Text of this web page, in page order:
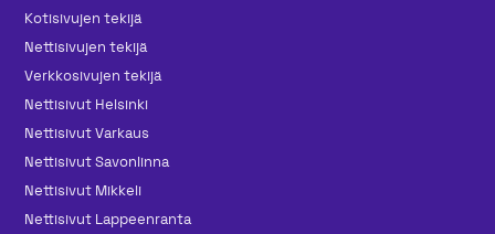
Kotisivujen tekijä
Nettisivujen tekijä
Verkkosivujen tekijä
Nettisivut Helsinki
Nettisivut Varkaus
Nettisivut Savonlinna
Nettisivut Mikkeli
Nettisivut Lappeenranta